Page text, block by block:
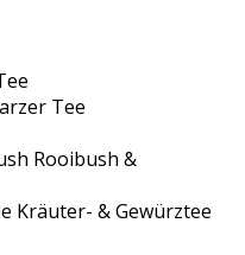
Tee
Rooibush &
Kräuter- & Gewürztee